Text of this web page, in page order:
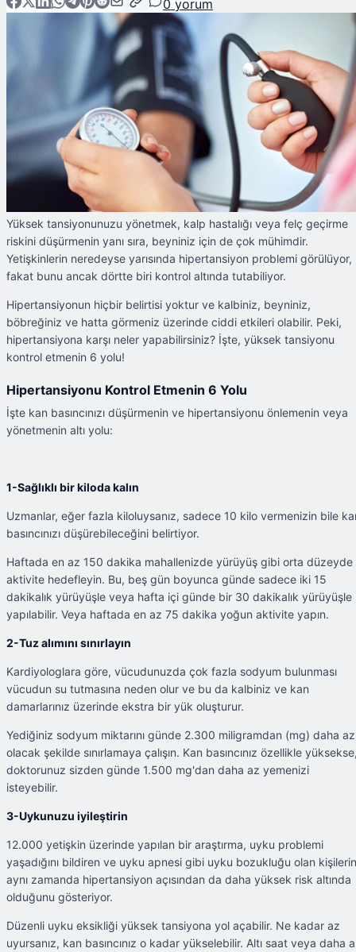
0 yorum
Yüksek tansiyonunuzu yönetmek, kalp hastalığı veya felç geçirme
riskini düşürmenin yanı sıra, beyniniz için de çok mühimdir.
Yetişkinlerin neredeyse yarısında hipertansiyon problemi görülüyor,
fakat bunu ancak dörtte biri kontrol altında tutabiliyor.
Hipertansiyonun hiçbir belirtisi yoktur ve kalbiniz, beyniniz,
böbreğiniz ve hatta görmeniz üzerinde ciddi etkileri olabilir. Peki,
hipertansiyona karşı neler yapabilirsiniz? İşte, yüksek tansiyonu
kontrol etmenin 6 yolu!
Hipertansiyonu Kontrol Etmenin 6 Yolu
İşte kan basıncınızı düşürmenin ve hipertansiyonu önlemenin veya
yönetmenin altı yolu:
1-Sağlıklı bir kiloda kalın
Uzmanlar, eğer fazla kiloluysanız, sadece 10 kilo vermenizin bile
basıncınızı düşürebileceğini belirtiyor.
Haftada en az 150 dakika mahallenizde yürüyüş gibi orta düzeyde
aktivite hedefleyin. Bu, beş gün boyunca günde sadece iki 15
dakikalık yürüyüşle veya hafta içi günde bir 30 dakikalık yürüyüşle
yapılabilir. Veya haftada en az 75 dakika yoğun aktivite yapın.
2-Tuz alımını sınırlayın
Kardiyologlara göre, vücudunuzda çok fazla sodyum bulunması
vücudun su tutmasına neden olur ve bu da kalbiniz ve kan
damarlarınız üzerinde ekstra bir yük oluşturur.
Yediğiniz sodyum miktarını günde 2.300 miligramdan (mg) daha az
olacak şekilde sınırlamaya çalışın. Kan basıncınız özellikle
doktorunuz sizden günde 1.500 mg'dan daha az yemenizi
isteyebilir.
3-Uykunuzu iyileştirin
12.000 yetişkin üzerinde yapılan bir araştırma, uyku problemi
yaşadığını bildiren ve uyku apnesi gibi uyku bozukluğu olan
aynı zamanda hipertansiyon açısından da daha yüksek risk altında
olduğunu gösteriyor.
Düzenli uyku eksikliği yüksek tansiyona yol açabilir. Ne kadar az
uyursanız, kan basıncınız o kadar yükselebilir. Altı saat veya daha